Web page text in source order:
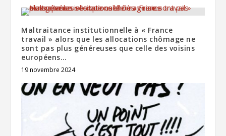
Maltraitance institutionnelle à « France
travail » alors que les allocations chômage ne
sont pas plus généreuses que celle des voisins
européens…
19 novembre 2024